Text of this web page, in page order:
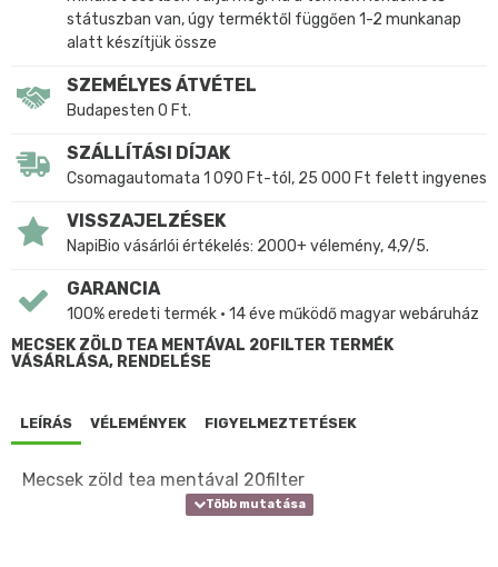
státuszban van, úgy terméktől függően 1-2 munkanap
alatt készítjük össze
SZEMÉLYES ÁTVÉTEL
Budapesten 0 Ft.
SZÁLLÍTÁSI DÍJAK
Csomagautomata 1 090 Ft-tól, 25 000 Ft felett ingyenes
VISSZAJELZÉSEK
NapiBio vásárlói értékelés: 2000+ vélemény, 4,9/5.
GARANCIA
100% eredeti termék • 14 éve működő magyar webáruház
MECSEK ZÖLD TEA MENTÁVAL 20FILTER TERMÉK
VÁSÁRLÁSA, RENDELÉSE
LEÍRÁS VÉLEMÉNYEK FIGYELMEZTETÉSEK
Mecsek zöld tea mentával 20filter